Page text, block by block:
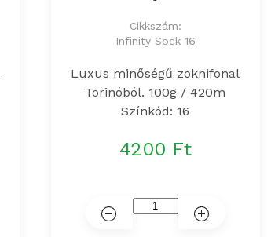
Cikkszám:
Infinity Sock 16
Luxus minőségű zoknifonal
Torinóból. 100g / 420m
Színkód: 16
4200 Ft